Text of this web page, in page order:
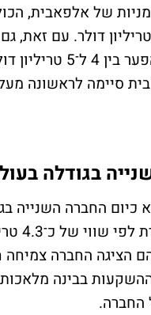
של אלפאבית,
לראשונה מעל שווי שוק של 4
בגודלה
כיום החברה השנייה
הציגה החברה צמיחה
בבינה
החברה.